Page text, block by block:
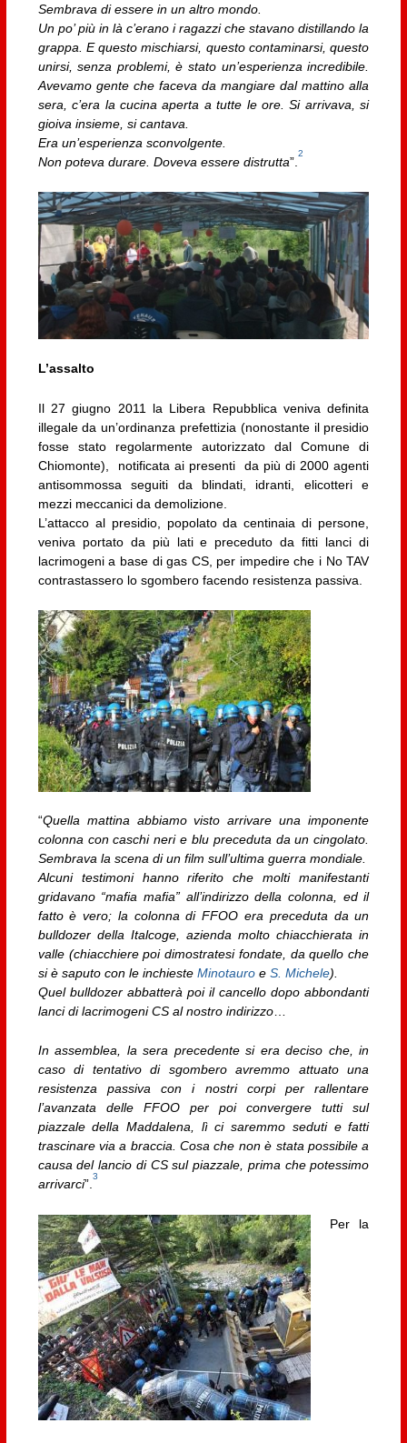
Sembrava di essere in un altro mondo.
Un po’ più in là c’erano i ragazzi che stavano distillando la
grappa. E questo mischiarsi, questo contaminarsi, questo
unirsi, senza problemi, è stato un’esperienza incredibile.
Avevamo gente che faceva da mangiare dal mattino alla
sera, c’era la cucina aperta a tutte le ore. Si arrivava, si
gioiva insieme, si cantava.
Era un’esperienza sconvolgente.
Non poteva durare. Doveva essere distrutta”.
2
L’assalto
Il 27 giugno 2011 la Libera Repubblica veniva definita
illegale da un’ordinanza prefettizia (nonostante il presidio
fosse stato regolarmente autorizzato dal Comune di
Chiomonte), notificata ai presenti da più di 2000 agenti
antisommossa seguiti da blindati, idranti, elicotteri e
mezzi meccanici da demolizione.
L’attacco al presidio, popolato da centinaia di persone,
veniva portato da più lati e preceduto da fitti lanci di
lacrimogeni a base di gas CS, per impedire che i No TAV
contrastassero lo sgombero facendo resistenza passiva.
“Quella mattina abbiamo visto arrivare una imponente
colonna con caschi neri e blu preceduta da un cingolato.
Sembrava la scena di un film sull’ultima guerra mondiale.
Alcuni testimoni hanno riferito che molti manifestanti
gridavano “mafia mafia” all’indirizzo della colonna, ed il
fatto è vero; la colonna di FFOO era preceduta da un
bulldozer della Italcoge, azienda molto chiacchierata in
valle (chiacchiere poi dimostratesi fondate, da quello che
si è saputo con le inchieste Minotauroe S. Michele).
Quel bulldozer abbatterà poi il cancello dopo abbondanti
lanci di lacrimogeni CS al nostro indirizzo…
In assemblea, la sera precedente si era deciso che, in
caso di tentativo di sgombero avremmo attuato una
resistenza passiva con i nostri corpi per rallentare
l’avanzata delle FFOO per poi convergere tutti sul
piazzale della Maddalena, lì ci saremmo seduti e fatti
trascinare via a braccia. Cosa che non è stata possibile a
causa del lancio di CS sul piazzale, prima che potessimo
arrivarci”.
3
Per la